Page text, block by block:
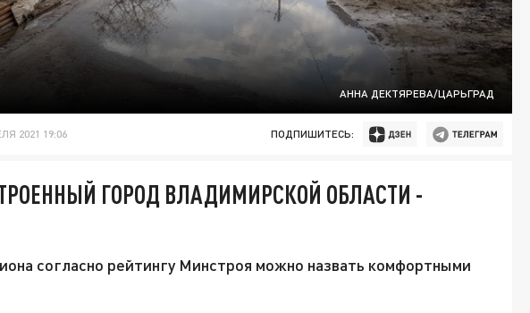
АННА ДЕКТЯРЕВА/ЦАРЬГРАД
2021 19:06 ПОДПИШИТЕСЬ:
ГОРОД ВЛАДИМИРСКОЙ ОБЛАСТИ -
согласно рейтингу Минстроя можно назвать комфортными